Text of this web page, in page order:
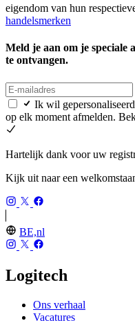
eigendom van hun
handelsmerken
Meld je aan om je speciale
te ontvangen.
Ik wil
op elk moment afmelden.
Hartelijk dank voor uw
Kijk uit naar een
BE,nl
Logitech
Ons verhaal
Vacatures